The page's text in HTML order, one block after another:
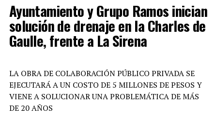
Ayuntamiento y Grupo Ramos inician
solución de drenaje en la Charles de
Gaulle, frente a La Sirena
LA OBRA DE COLABORACIÓN PÚBLICO PRIVADA SE
EJECUTARÁ A UN COSTO DE 5 MILLONES DE PESOS Y
VIENE A SOLUCIONAR UNA PROBLEMÁTICA DE MÁS
DE 20 AÑOS